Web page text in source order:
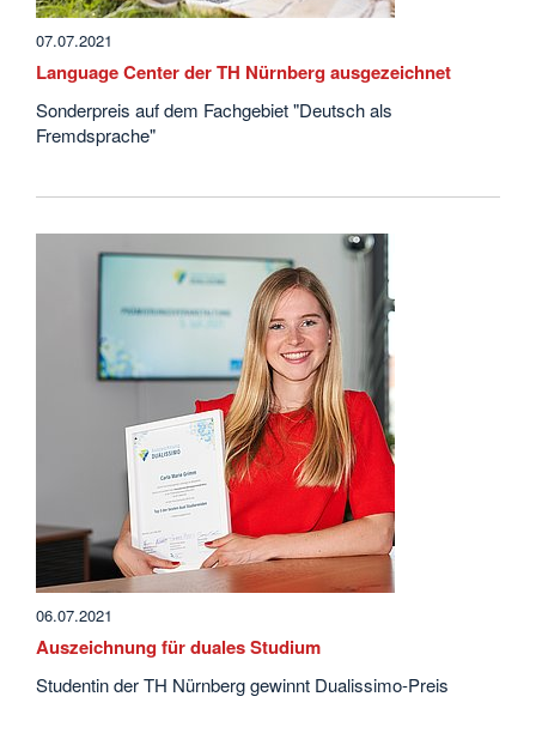
07.07.2021
Language Center der TH Nürnberg ausgezeichnet
Sonderpreis auf dem Fachgebiet "Deutsch als
Fremdsprache"
06.07.2021
Auszeichnung für duales Studium
Studentin der TH Nürnberg gewinnt Dualissimo-Preis